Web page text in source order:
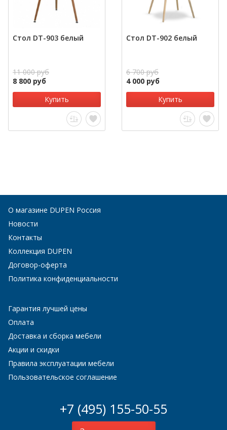
Стол DT-903 белый
11 000 руб
8 800 руб
Купить
Стол DT-902 белый
6 700 руб
4 000 руб
Купить
О магазине DUPEN Россия
Новости
Контакты
Коллекция DUPEN
Договор-оферта
Политика конфиденциальности
Гарантия лучшей цены
Оплата
Доставка и сборка мебели
Акции и скидки
Правила эксплуатации мебели
Пользовательское соглашение
+7 (495) 155-50-55